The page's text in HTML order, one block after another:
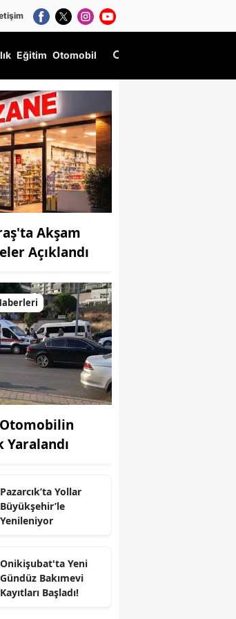
Eğitim Otomobil
Akşam
Açıklandı
Yaralandı
Pazarcık’ta Yollar
Büyükşehir’le
Yenileniyor
Onikişubat'ta Yeni
Gündüz Bakımevi
Kayıtları Başladı!